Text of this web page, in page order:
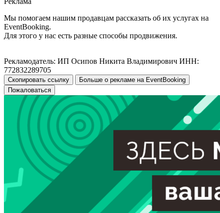
Мы помогаем нашим продавцам рассказать об их услугах на
EventBooking.
Для этого у нас есть разные способы продвижения.
Рекламодатель: ИП Осипов Никита Владимирович ИНН:
772832289705
Скопировать ссылку
Больше о рекламе на EventBooking
Пожаловаться